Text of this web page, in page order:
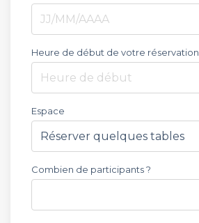
Heure de début de votre réservation
Heure de début
Espace
Combien de participants ?